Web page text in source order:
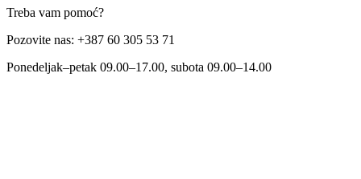
Treba vam pomoć?
Pozovite nas: +387 60 305 53 71
Ponedeljak–petak 09.00–17.00, subota 09.00–14.00